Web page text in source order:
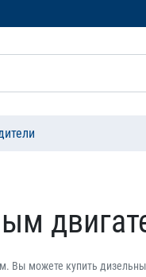
можете купить